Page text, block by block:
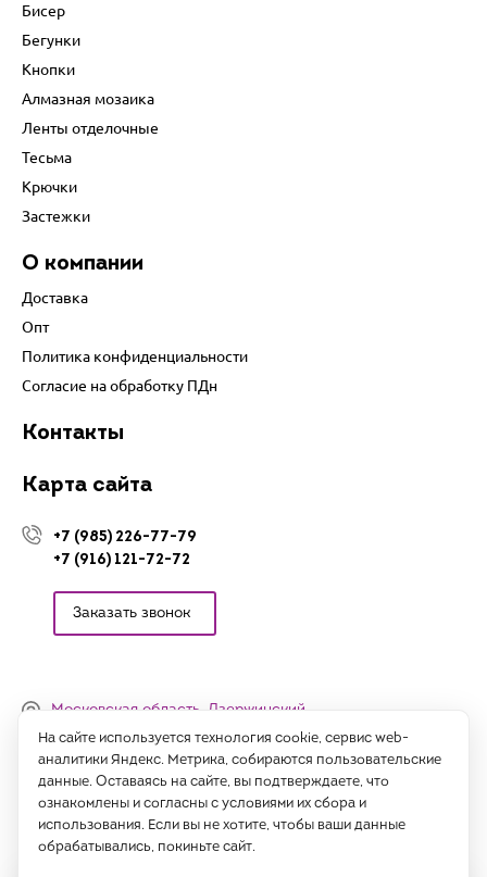
Бисер
Бегунки
Кнопки
Алмазная мозаика
Ленты отделочные
Тесьма
Крючки
Застежки
О компании
Доставка
Опт
Политика конфиденциальности
Согласие на обработку ПДн
Контакты
Карта сайта
+7 (985) 226-77-79
+7 (916) 121-72-72
Заказать звонок
Московская область, Дзержинский,
Денисьевский проезд, 15 (офис)
Часы работы:
с 09:00 до 18:00, сб-вс - выходные
На сайте используется технология cookie, сервис web-
аналитики Яндекс. Метрика, собираются пользовательские
данные. Оставаясь на сайте, вы подтверждаете, что
ознакомлены и согласны с условиями их сбора и
использования. Если вы не хотите, чтобы ваши данные
обрабатывались, покиньте сайт.